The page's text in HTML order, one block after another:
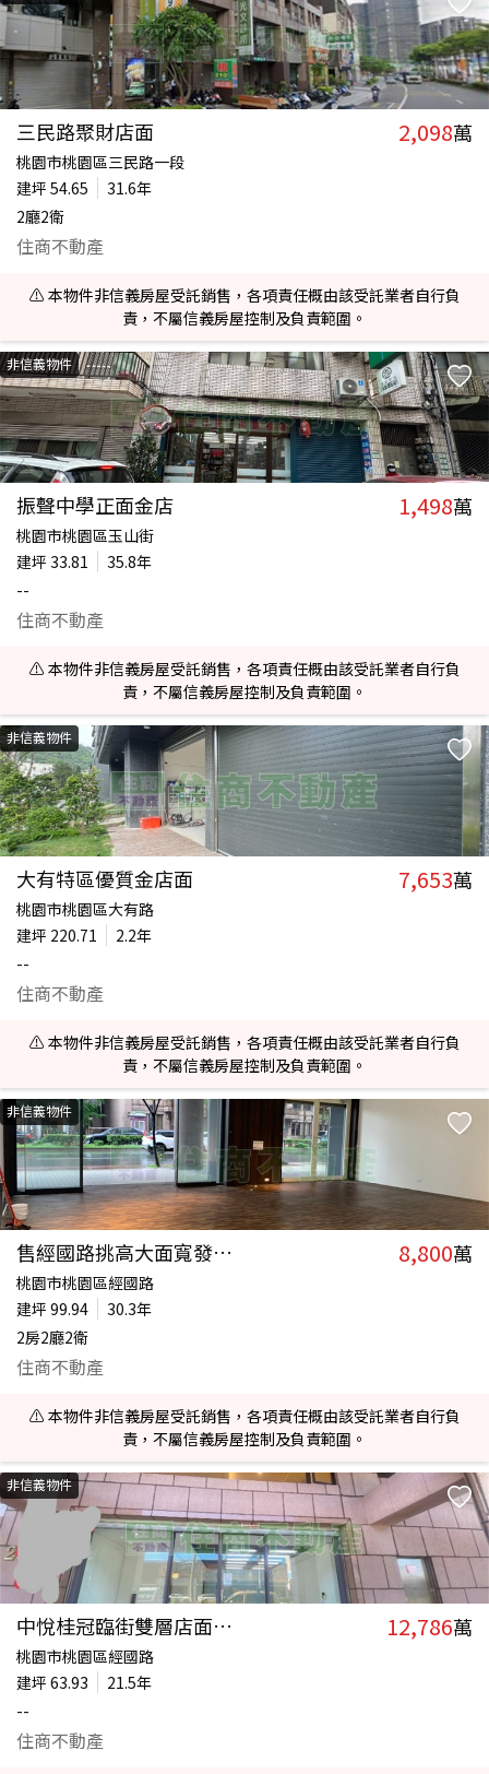
三民路聚財店面 2,098萬
桃園市桃園區三民路一段
建坪 54.65
31.6年
2廳2衛
住商不動產
⚠️ 本物件非信義房屋受託銷售，各項責任概由該受託業者自行負
責，不屬信義房屋控制及負責範圍。
非信義物件
振聲中學正面金店 1,498萬
桃園市桃園區玉山街
建坪 33.81
35.8年
--
住商不動產
⚠️ 本物件非信義房屋受託銷售，各項責任概由該受託業者自行負
責，不屬信義房屋控制及負責範圍。
非信義物件
大有特區優質金店面 7,653萬
桃園市桃園區大有路
建坪 220.71
2.2年
--
住商不動產
⚠️ 本物件非信義房屋受託銷售，各項責任概由該受託業者自行負
責，不屬信義房屋控制及負責範圍。
非信義物件
售經國路挑高大面寬發財金店面 8,800萬
桃園市桃園區經國路
建坪 99.94
30.3年
2房2廳2衛
住商不動產
⚠️ 本物件非信義房屋受託銷售，各項責任概由該受託業者自行負
責，不屬信義房屋控制及負責範圍。
非信義物件
中悅桂冠臨街雙層店面平面 12,786萬
桃園市桃園區經國路
建坪 63.93
21.5年
--
住商不動產